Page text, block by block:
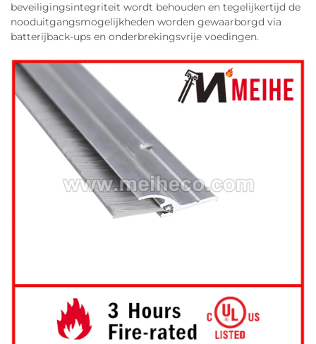
beveiligingsintegriteit wordt behouden en tegelijkertijd de
nooduitgangsmogelijkheden worden gewaarborgd via
batterijback-ups en onderbrekingsvrije voedingen.